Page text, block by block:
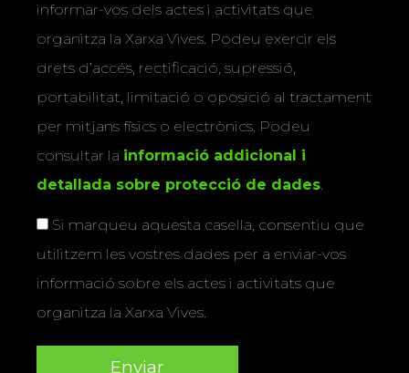
informar-vos dels actes i activitats que
organitza la Xarxa Vives. Podeu exercir els
drets d’accés, rectificació, supressió,
portabilitat, limitació o oposició al tractament
per mitjans físics o electrònics. Podeu
consultar la informació addicional i
detallada sobre protecció de dades.
Si marqueu aquesta casella, consentiu que
utilitzem les vostres dades per a enviar-vos
informació sobre els actes i activitats que
organitza la Xarxa Vives.